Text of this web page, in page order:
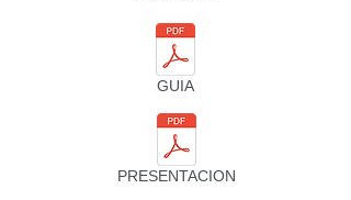
GUIA
PRESENTACION